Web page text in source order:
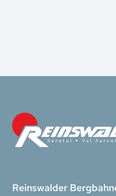
Reinswalder